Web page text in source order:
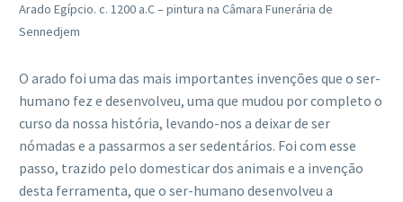
Arado Egípcio. c. 1200 a.C – pintura na Câmara Funerária de
Sennedjem
O arado foi uma das mais importantes invenções que o ser-
humano fez e desenvolveu, uma que mudou por completo o
curso da nossa história, levando-nos a deixar de ser
nómadas e a passarmos a ser sedentários. Foi com esse
passo, trazido pelo domesticar dos animais e a invenção
desta ferramenta, que o ser-humano desenvolveu a